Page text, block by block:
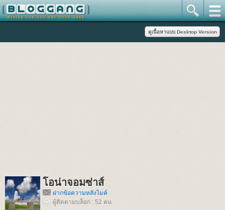
อน่าจอมซ่าส์
ฝากข้อความหลังไมค์
ผู้ติดตามบล็อก : 52 คน